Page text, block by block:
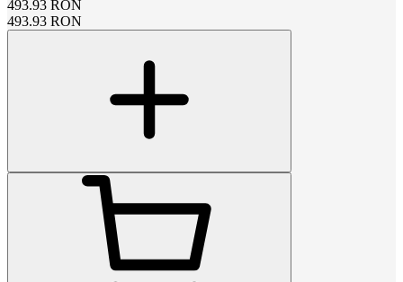
493.93 RON
493.93 RON